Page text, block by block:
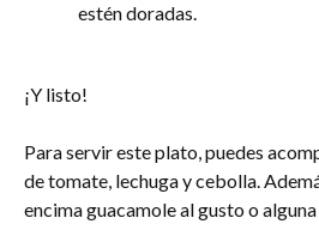
estén doradas.
¡Y listo!
Para servir este plato, puedes
de tomate, lechuga y cebolla.
encima guacamole al gusto o